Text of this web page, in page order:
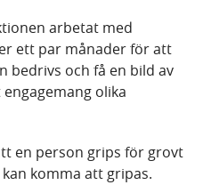
arbetat med
ett par månader för att
bedrivs och få en bild av
olika
en person grips för grovt
komma att gripas.